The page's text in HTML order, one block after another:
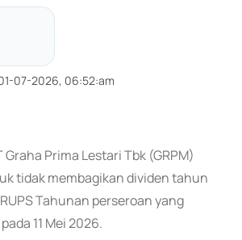
07-2026, 06:52:am
Graha Prima Lestari Tbk (GRPM)
tidak membagikan dividen tahun
Tahunan perseroan yang
11 Mei 2026.